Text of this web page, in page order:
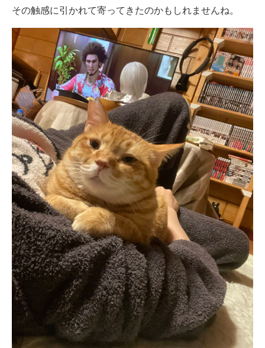
その触感に引かれて寄ってきたのかもしれませんね。